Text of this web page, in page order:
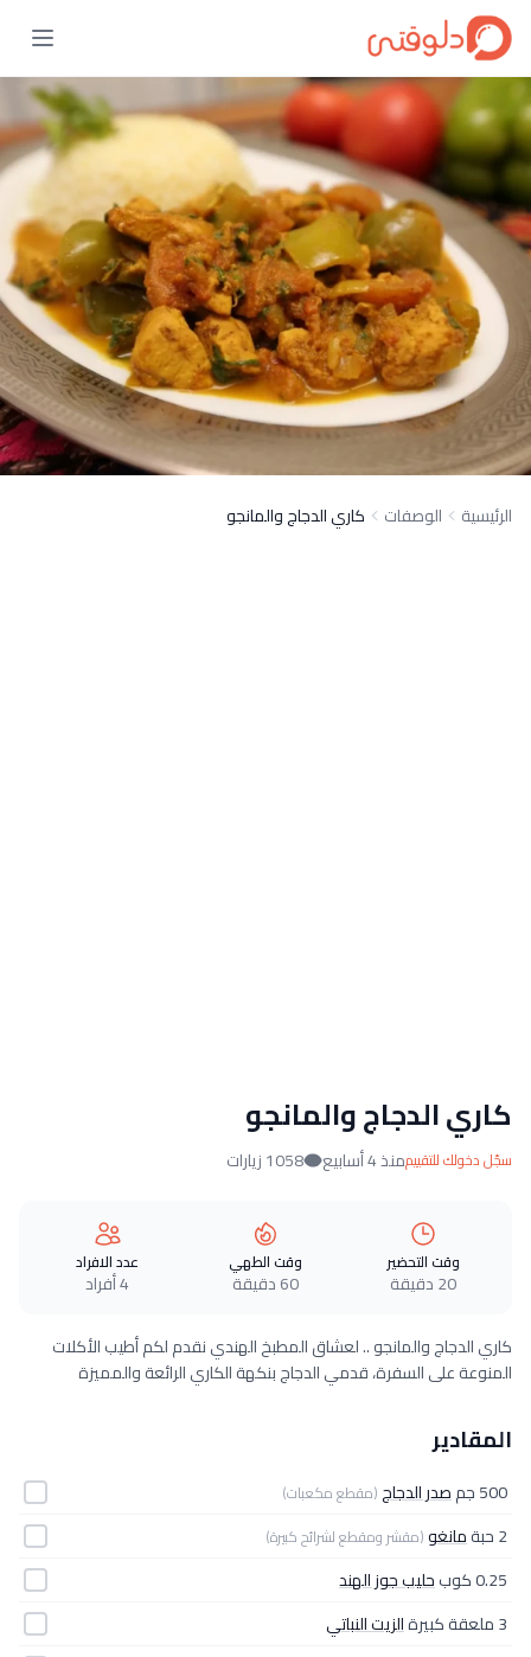
الرئيسية الوصفات كاري الدجاج والمانجو
كاري الدجاج والمانجو
سجّل دخولك للتقييممنذ 4 أسابيع 1058 زيارات
وقت التحضير
20 دقيقة
وقت الطهي
60 دقيقة
عدد الافراد
4 أفراد
كاري الدجاج والمانجو .. لعشاق المطبخ الهندي نقدم لكم أطيب الأكلات
المنوعة على السفرة، قدمي الدجاج بنكهة الكاري الرائعة والمميزة
المقادير
500 جم صدر الدجاج(مقطع مكعبات)
2 حبة مانغو(مقشر ومقطع لشرائح كبيرة)
0.25 كوب
حليب جوز الهند
3 ملعقة كبيرة
الزيت النباتي